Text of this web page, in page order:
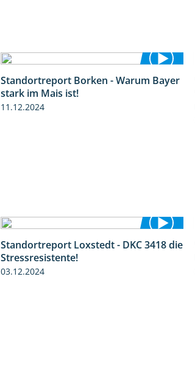
2:23
Standortreport Borken - Warum Bayer
stark im Mais ist!
11.12.2024
1:04
Standortreport Loxstedt - DKC 3418 die
Stressresistente!
03.12.2024